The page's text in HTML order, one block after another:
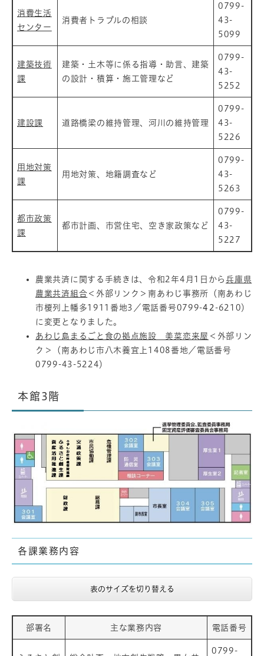
消費生活
センター
消費者トラブルの相談
0799-
43-
5099
建築技術
課
建築・土木等に係る指導・助言、建築
の設計・積算・施工管理など
0799-
43-
5252
建設課 道路橋梁の維持管理、河川の維持管理
0799-
43-
5226
用地対策
課
用地対策、地籍調査など
0799-
43-
5263
都市政策
課
都市計画、市営住宅、空き家政策など
0799-
43-
5227
農業共済に関する手続きは、令和2年4月1日から 兵庫県
農業共済組合 ＜外部リンク＞ 南あわじ事務所（南あわじ
市榎列上幡多1911番地3／電話番号0799-42 -6210）
に変更となりました。
あわじ島まるごと食の拠点施設 美菜恋来屋 ＜外部リン
ク＞
（南あわじ市八木養宜上1408番地／電話番号
0799-43-5224）
本館3階
各課業務内容
表のサイズを切り替える
部署名 主な業務内容 電話番号
0799-